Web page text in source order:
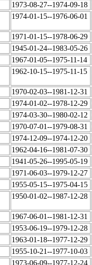
1973-08-27--1974-09-18
1974-01-15--1976-06-01
1971-01-15--1978-06-29
1945-01-24--1983-05-26
1967-01-05--1975-11-14
1962-10-15--1975-11-15
1970-02-03--1981-12-31
1974-01-02--1978-12-29
1974-03-30--1980-02-12
1970-07-01--1979-08-31
1974-12-09--1974-12-20
1962-04-16--1981-07-30
1941-05-26--1995-05-19
1971-06-03--1979-12-27
1955-05-15--1975-04-15
1950-01-02--1987-12-28
1967-06-01--1981-12-31
1953-06-19--1979-12-28
1963-01-18--1977-12-29
1955-10-21--1977-10-03
1973-06-09--1977-12-24